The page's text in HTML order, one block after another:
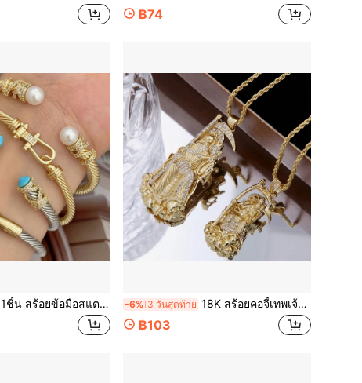
฿74
1ชิ้น สร้อยข้อมือสแตนเลสสองสีทองและเงิน สไตล์แฟชั่น, แบบปรับขนาดได้ เหมาะสำหรับผู้ชายและผู้หญิง, สไตล์พังก์ร็อค, ของขวัญที่ดีสำหรับเทศกาลและเครื่องประดับ -6% 3 วันสุดท้าย 18K สร้อยคอจี้เทพเจ้าแห่งความตายชุบทองแดงฝังเพชรคิวบิกเซอร์โคเนีย, โซ่เชือกบิด, สไตล์ฮิปฮอป, เหมาะสำหรับผู้ชายพังก์สุดเท่
฿103